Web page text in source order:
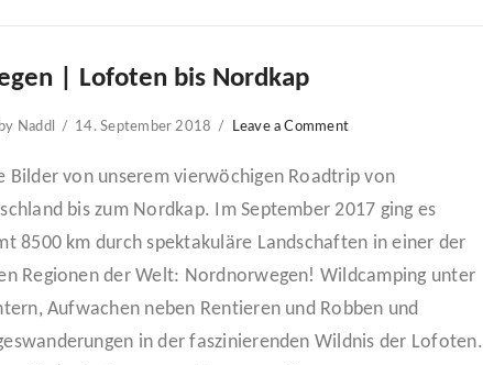
| Lofoten bis Nordkap
by Naddl 14. September 2018 Leave a Comment
Bilder von unserem vierwöchigen Roadtrip von
bis zum Nordkap. Im September 2017 ging es
8500 km durch spektakuläre Landschaften in einer der
Regionen der Welt: Nordnorwegen! Wildcamping unter
Aufwachen neben Rentieren und Robben und
in der faszinierenden Wildnis der Lofoten.